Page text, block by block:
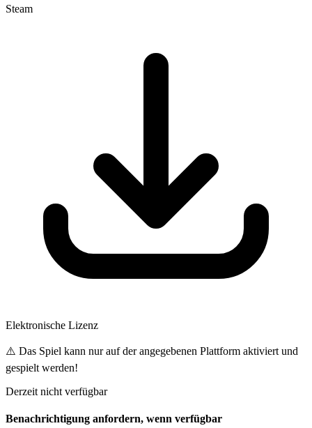
Steam
Elektronische Lizenz
⚠️ Das Spiel kann nur auf der angegebenen Plattform aktiviert und
gespielt werden!
Derzeit nicht verfügbar
Benachrichtigung anfordern, wenn verfügbar